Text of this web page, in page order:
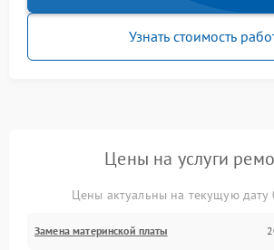
Узнать стоимость
Цены на услуги
Цены актуальны на текущую дату
Замена материнской платы